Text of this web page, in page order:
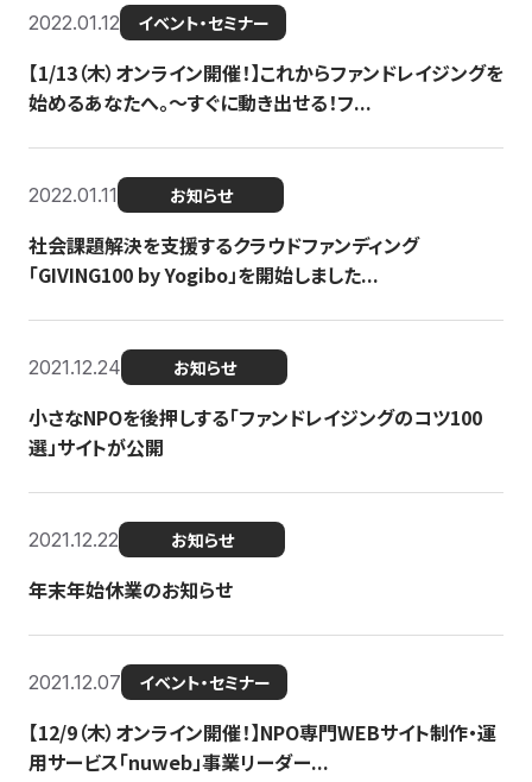
2022.01.12 イベント・セミナー
【1/13（木）オンライン開催！】これからファンドレイジングを
始めるあなたへ。〜すぐに動き出せる！フ...
2022.01.11 お知らせ
社会課題解決を支援するクラウドファンディング
「GIVING100 by Yogibo」を開始しました...
2021.12.24 お知らせ
小さなNPOを後押しする「ファンドレイジングのコツ100
選」サイトが公開
2021.12.22 お知らせ
年末年始休業のお知らせ
2021.12.07 イベント・セミナー
【12/9（木）オンライン開催！】NPO専門WEBサイト制作・運
用サービス「nuweb」事業リーダー...